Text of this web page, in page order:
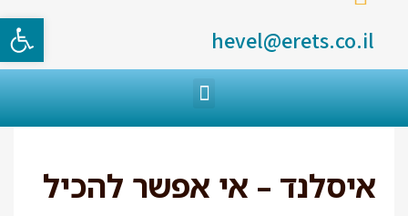
hevel@erets.co.il
איסלנד – אי אפשר להכיל
פתח